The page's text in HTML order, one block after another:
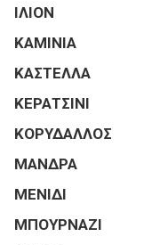
ΙΛΙΟΝ
ΚΑΜΙΝΙΑ
ΚΑΣΤΕΛΛΑ
ΚΕΡΑΤΣΙΝΙ
ΚΟΡΥΔΑΛΛΟΣ
ΜΑΝΔΡΑ
ΜΕΝΙΔΙ
ΜΠΟΥΡΝΑΖΙ